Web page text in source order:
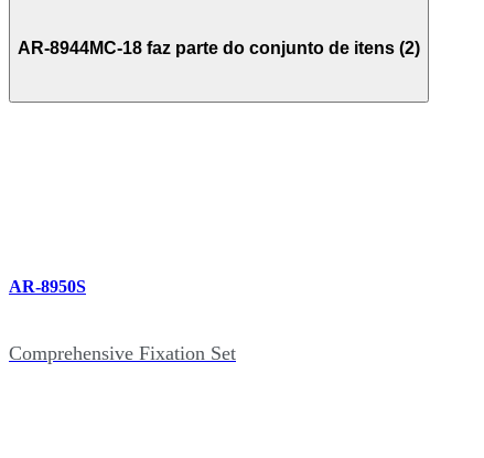
AR-8944MC-18 faz parte do conjunto de itens (2)
AR-8950S
Comprehensive Fixation Set